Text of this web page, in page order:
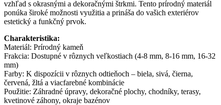
vzhľad s okrasnými a dekoračnými štrkmi. Tento prírodný materiál
ponúka široké možnosti využitia a prináša do vašich exteriérov
estetický a funkčný prvok.
Charakteristika:
Materiál: Prírodný kameň
Frakcia: Dostupné v rôznych veľkostiach (4-8 mm, 8-16 mm, 16-32
mm)
Farby: K dispozícii v rôznych odtieňoch – biela, sivá, čierna,
červená, žltá a viacfarebné kombinácie
Použitie: Záhradné úpravy, dekoračné plochy, chodníky, terasy,
kvetinové záhony, okraje bazénov